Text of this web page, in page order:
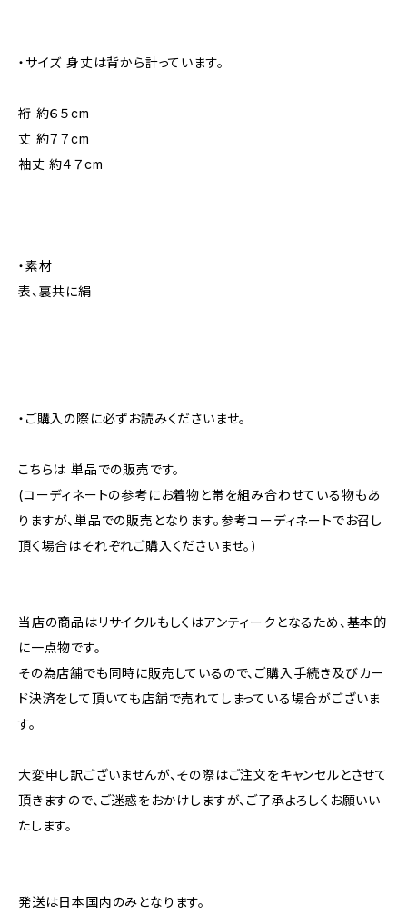
・サイズ 身丈は背から計っています。
裄 約６５cm
丈 約７７cm
袖丈 約４７cm
・素材
表、裏共に絹
・ご購入の際に必ずお読みくださいませ。
こちらは 単品での販売です。
(コーディネートの参考にお着物と帯を組み合わせている物もあ
りますが、単品での販売となります。参考コーディネートでお召し
頂く場合はそれぞれご購入くださいませ。)
当店の商品はリサイクルもしくはアンティークとなるため、基本的
に一点物です。
その為店舗でも同時に販売しているので、ご購入手続き及びカー
ド決済をして頂いても店舗で売れてしまっている場合がございま
す。
大変申し訳ございませんが、その際はご注文をキャンセルとさせて
頂きますので、ご迷惑をおかけしますが、ご了承よろしくお願いい
たします。
発送は日本国内のみとなります。